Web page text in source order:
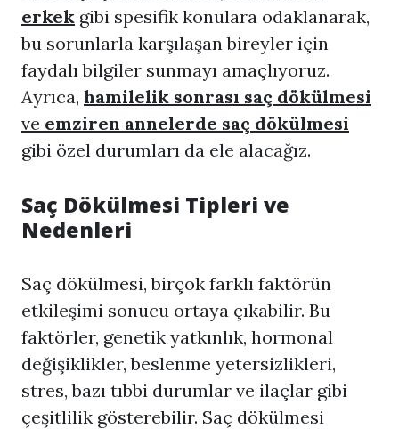
erkek gibi spesifik konulara odaklanarak,
bu sorunlarla karşılaşan bireyler için
faydalı bilgiler sunmayı amaçlıyoruz.
Ayrıca, hamilelik sonrası saç dökülmesi
ve emziren annelerde saç dökülmesi
gibi özel durumları da ele alacağız.
Saç Dökülmesi Tipleri ve
Nedenleri
Saç dökülmesi, birçok farklı faktörün
etkileşimi sonucu ortaya çıkabilir. Bu
faktörler, genetik yatkınlık, hormonal
değişiklikler, beslenme yetersizlikleri,
stres, bazı tıbbi durumlar ve ilaçlar gibi
çeşitlilik gösterebilir. Saç dökülmesi